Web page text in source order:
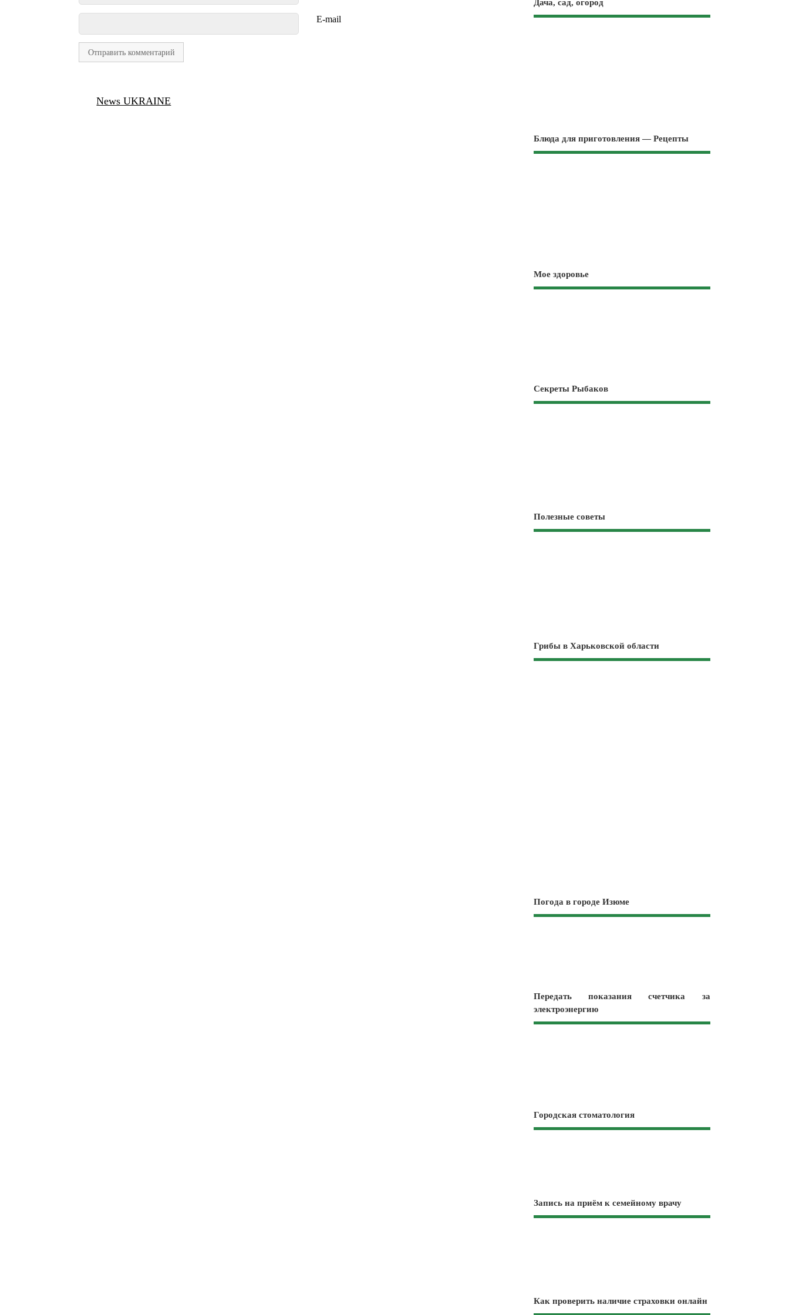
E-mail
News UKRAINE
Дача, сад, огород
Блюда для приготовления — Рецепты
Мое здоровье
Секреты Рыбаков
Полезные советы
Грибы в Харьковской области
Погода в городе Изюме
Передать показания счетчика за
электроэнергию
Городская стоматология
Запись на приём к семейному врачу
Как проверить наличие страховки онлайн